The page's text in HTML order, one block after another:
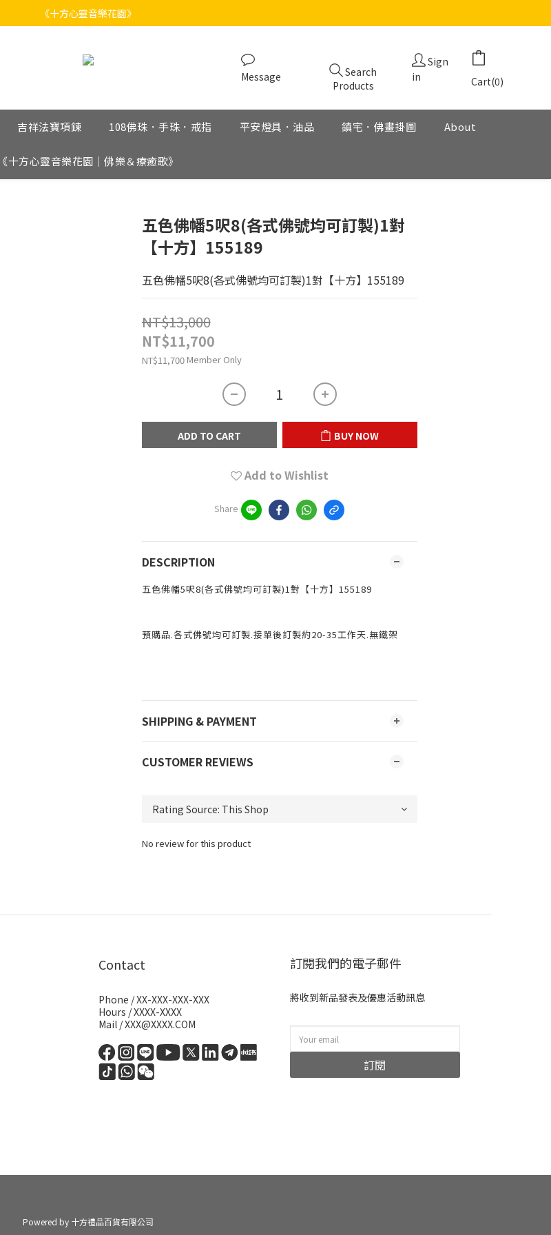
《十方心靈音樂花園》
《十方心靈音樂花園》
《十方心靈音樂花園》
Message
Search
Products
Sign
in
Cart(0)
吉祥法寶項鍊 108佛珠．手珠．戒指 平安燈具．油品 鎮宅．佛畫掛圖 About
《十方心靈音樂花園｜佛樂＆療癒歌》
五色佛幡5呎8(各式佛號均可訂製)1對
【十方】155189
五色佛幡5呎8(各式佛號均可訂製)1對【十方】155189
NT$13,000
NT$11,700
NT$11,700Member Only
ADD TO CART BUY NOW
Add to Wishlist
Share
DESCRIPTION
五色佛幡5呎8(各式佛號均可訂製)1對【十方】155189
預購品.各式佛號均可訂製.接單後訂製約20-35工作天.無鐵架
SHIPPING & PAYMENT
CUSTOMER REVIEWS
No review for this product
Contact
Phone / XX-XXX-XXX-XXX
Hours / XXXX-XXXX
Mail / XXX@XXXX.COM
訂閱我們的電子郵件
將收到新品發表及優惠活動訊息
訂閱
Powered by 十方禮品百貨有限公司